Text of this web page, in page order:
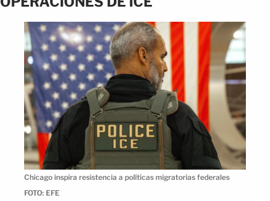
Chicago inspira resistencia a políticas migratorias federales
FOTO: EFE